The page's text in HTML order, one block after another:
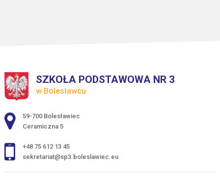
SZKOŁA PODSTAWOWA NR 3
w Bolesławcu
Adres pocztowy:
59-700 Bolesławiec
Ceramiczna 5
+48 75 612 13 45
sekretariat@sp3.boleslawiec.eu